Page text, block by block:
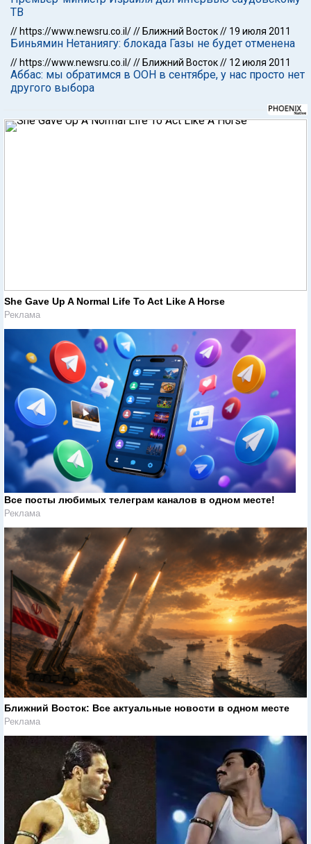
ТВ
// https://www.newsru.co.il/// Ближний Восток// 19 июля 2011
Биньямин Нетаниягу: блокада Газы не будет отменена
// https://www.newsru.co.il/// Ближний Восток// 12 июля 2011
Аббас: мы обратимся в ООН в сентябре, у нас просто нет
другого выбора
She Gave Up A Normal Life To Act Like A Horse
Реклама
Все посты любимых телеграм каналов в одном месте!
Реклама
Ближний Восток: Все актуальные новости в одном месте
Реклама